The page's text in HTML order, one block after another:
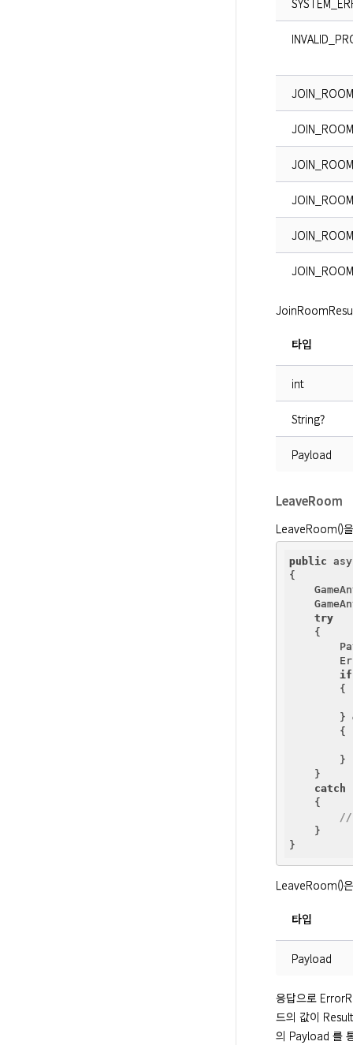
타입
int
String?
Payload
LeaveRoom
LeaveRoom()
public
{
try
    {
if
        {
        }
        {
        }
    }
catch
    {
//
    }
LeaveRoom()
타입
Payload
응답으로
드의 값이
의 Payload 를